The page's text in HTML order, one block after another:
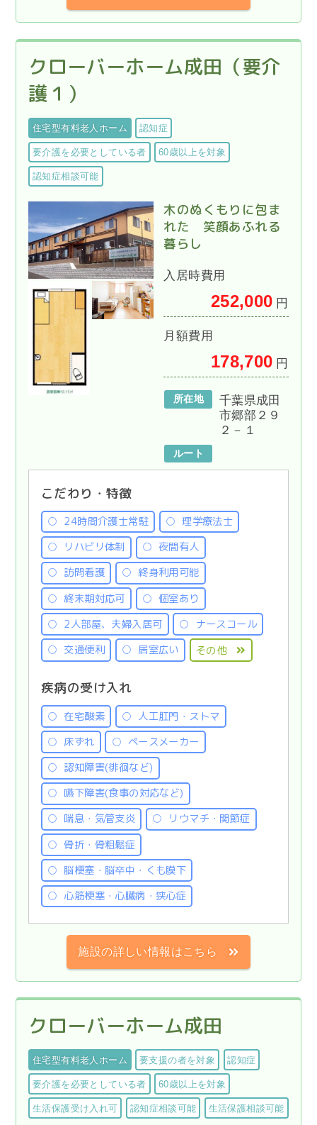
クローバーホーム成田（要介
護１）
住宅型有料老人ホーム 認知症
要介護を必要としている者 60歳以上を対象
認知症相談可能
木のぬくもりに包ま
れた 笑顔あふれる
暮らし
入居時費用
252,000 円
月額費用
178,700 円
所在地
千葉県成田
市郷部２９
２－１
ルート
こだわり・特徴
24時間介護士常駐
理学療法士
リハビリ体制
夜間有人
訪問看護
終身利用可能
終末期対応可
個室あり
2人部屋、夫婦入居可
ナースコール
交通便利
居室広い その他
疾病の受け入れ
在宅酸素
人工肛門・ストマ
床ずれ
ペースメーカー
認知障害(徘徊など)
嚥下障害(食事の対応など)
喘息・気管支炎
リウマチ・関節症
骨折・骨粗鬆症
脳梗塞・脳卒中・くも膜下
心筋梗塞・心臓病・狭心症
施設の詳しい情報はこちら
クローバーホーム成田
住宅型有料老人ホーム 要支援の者を対象 認知症
要介護を必要としている者 60歳以上を対象
生活保護受け入れ可 認知症相談可能 生活保護相談可能